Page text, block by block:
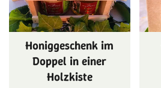
Honiggeschenk im
Doppel in einer
Holzkiste